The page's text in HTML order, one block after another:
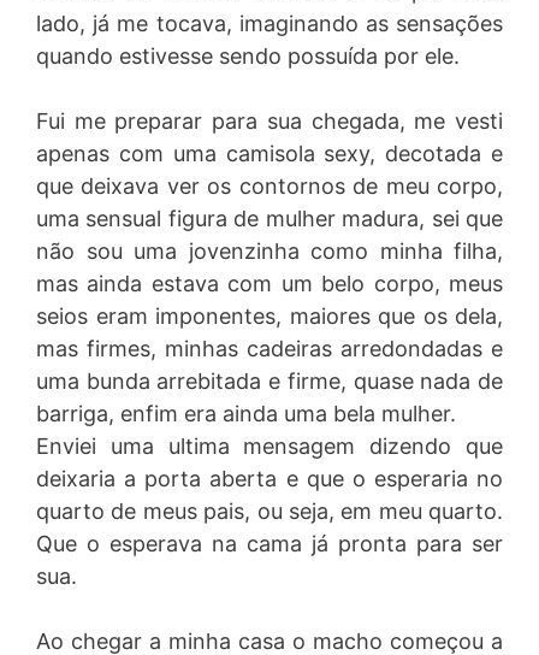
lado, já me tocava, imaginando as sensações
quando estivesse sendo possuída por ele.
Fui me preparar para sua chegada, me vesti
apenas com uma camisola sexy, decotada e
que deixava ver os contornos de meu corpo,
uma sensual figura de mulher madura, sei que
não sou uma jovenzinha como minha filha,
mas ainda estava com um belo corpo, meus
seios eram imponentes, maiores que os dela,
mas firmes, minhas cadeiras arredondadas e
uma bunda arrebitada e firme, quase nada de
barriga, enfim era ainda uma bela mulher.
Enviei uma ultima mensagem dizendo que
deixaria a porta aberta e que o esperaria no
quarto de meus pais, ou seja, em meu quarto.
Que o esperava na cama já pronta para ser
sua.
Ao chegar a minha casa o macho começou a